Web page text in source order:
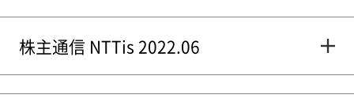
株主通信 NTTis 2022.06